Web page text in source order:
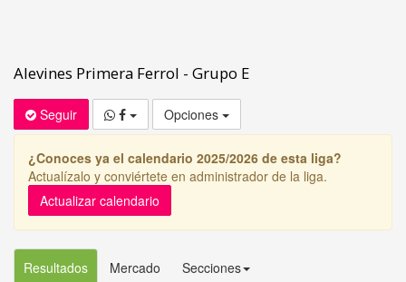
Alevines Primera Ferrol - Grupo E
Seguir Opciones
¿Conoces ya el calendario 2025/2026 de esta liga?
Actualízalo y conviértete en administrador de la liga.
Actualizar calendario
Resultados Mercado Secciones